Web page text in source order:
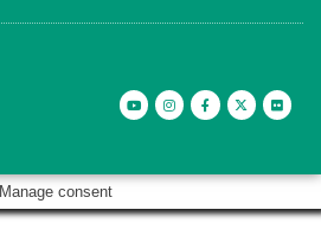
Manage consent